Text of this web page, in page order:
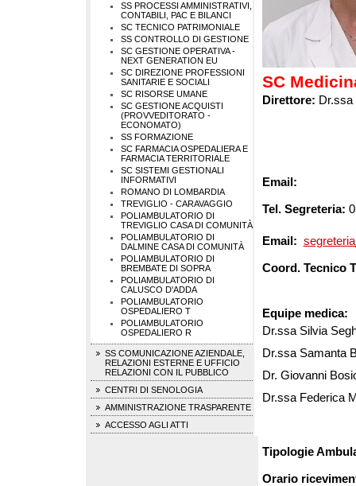
SS PROCESSI AMMINISTRATIVI,
CONTABILI, PAC E BILANCI
SC TECNICO PATRIMONIALE
SS CONTROLLO DI GESTIONE
SC GESTIONE OPERATIVA -
NEXT GENERATION EU
SC DIREZIONE PROFESSIONI
SANITARIE E SOCIALI
SC RISORSE UMANE
SC GESTIONE ACQUISTI
(PROVVEDITORATO -
ECONOMATO)
SS FORMAZIONE
SC FARMACIA OSPEDALIERA E
FARMACIA TERRITORIALE
SC SISTEMI GESTIONALI
INFORMATIVI
ROMANO DI LOMBARDIA
TREVIGLIO - CARAVAGGIO
POLIAMBULATORIO DI
TREVIGLIO CASA DI COMUNITÀ
POLIAMBULATORIO DI
DALMINE CASA DI COMUNITÀ
POLIAMBULATORIO DI
BREMBATE DI SOPRA
POLIAMBULATORIO DI
CALUSCO D'ADDA
POLIAMBULATORIO
OSPEDALIERO T
POLIAMBULATORIO
OSPEDALIERO R
SS COMUNICAZIONE AZIENDALE,
RELAZIONI ESTERNE E UFFICIO
RELAZIONI CON IL PUBBLICO
CENTRI DI SENOLOGIA
AMMINISTRAZIONE TRASPARENTE
ACCESSO AGLI ATTI
SC
Direttore: Dr.ssa
Email:
Tel. Segreteria:
Email:
Coord. Tecnico
Equipe medica:
Dr.ssa Silvia
Dr.ssa Samanta
Dr. Giovanni
Dr.ssa Federica
Tipologie
Orario